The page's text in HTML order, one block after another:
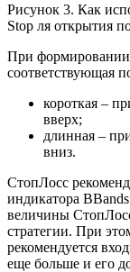
Рисунок 3. Как
Stop ля открытия
При формировании
соответствующая
короткая –
вверх;
длинная –
вниз.
СтопЛосс
индикатора
величины
стратегии. При
рекомендуется
еще больше и его